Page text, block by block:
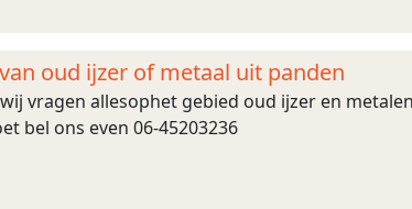
oud ijzer of metaal uit panden
vragen allesophet gebied oud ijzer en
bel ons even 06-45203236